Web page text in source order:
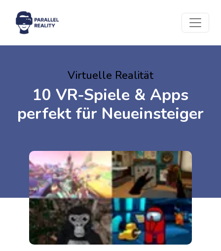
Virtuelle Realität
10 VR-Spiele & Apps
perfekt für Neueinsteiger